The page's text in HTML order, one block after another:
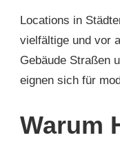
Locations in
vielfältige und vor
Gebäude Straßen
eignen sich für
Warum